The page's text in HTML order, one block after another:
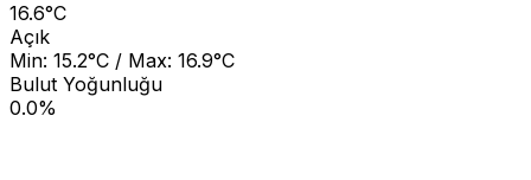
16.6°C
Açık
Min: 15.2°C / Max: 16.9°C
Bulut Yoğunluğu
0.0%